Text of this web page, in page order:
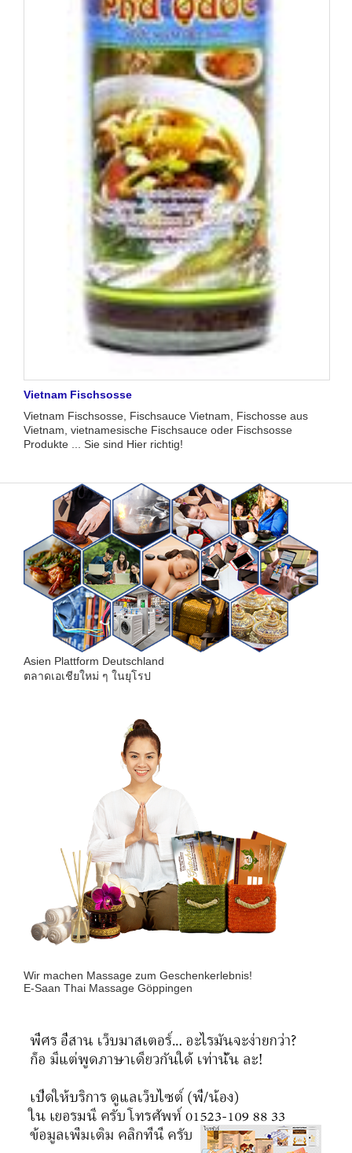
Vietnam Fischsosse
Vietnam Fischsosse, Fischsauce Vietnam, Fischosse aus
Vietnam, vietnamesische Fischsauce oder Fischsosse
Produkte ... Sie sind Hier richtig!
Asien Plattform Deutschland
ตลาดเอเชียใหม่ ๆ ในยุโรป
Wir machen Massage zum Geschenkerlebnis!
E-Saan Thai Massage Göppingen